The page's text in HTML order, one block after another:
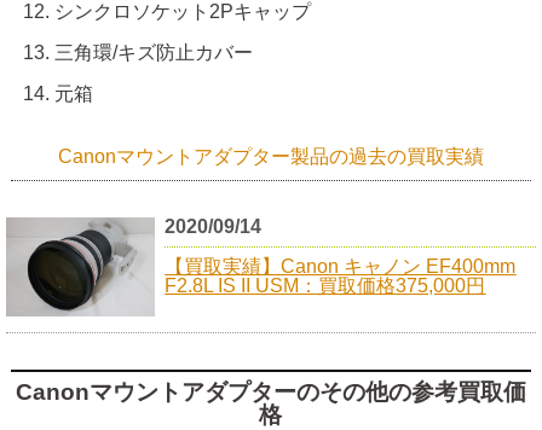
シンクロソケット2Pキャップ
三角環/キズ防止カバー
元箱
Canonマウントアダプター製品の過去の買取実績
2020/09/14
【買取実績】Canon キャノン EF400mm
F2.8L IS II USM：買取価格375,000円
Canonマウントアダプターのその他の参考買取価
格